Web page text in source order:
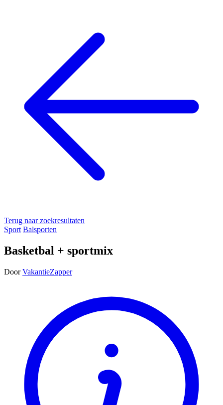
Terug naar zoekresultaten
Sport Balsporten
Basketbal + sportmix
Door VakantieZapper